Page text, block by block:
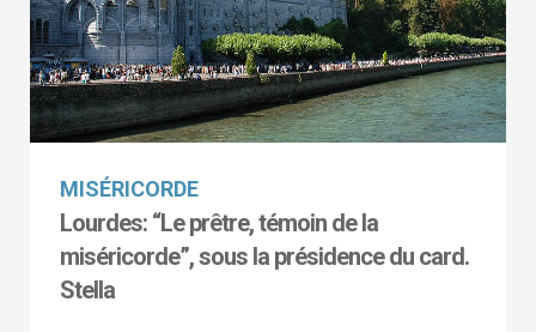
MISÉRICORDE
Lourdes: “Le prêtre, témoin de la
miséricorde”, sous la présidence du card.
Stella